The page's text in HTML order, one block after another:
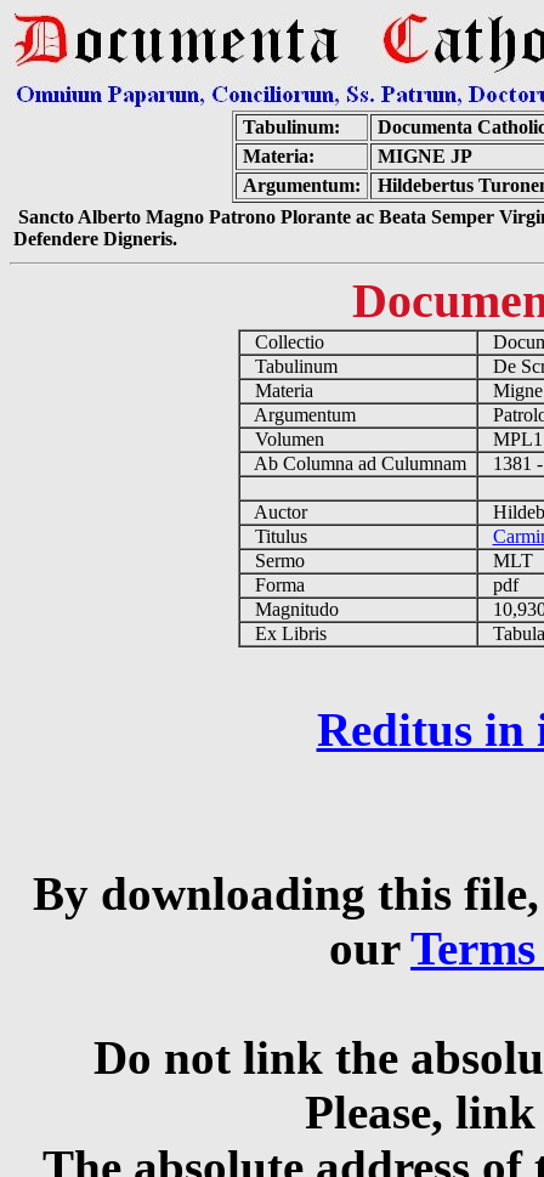
Tabulinum:
Documenta
Materia:
MIGNE JP
Argumentum:
Hildebertus
Sancto Alberto Magno Patrono Plorante ac Beata Semper
Defendere Digneris.
Collectio
Tabulinum
De
Materia
Argumentum
Volumen
Ab Columna ad Culumnam
1381
Auctor
Titulus
Sermo
MLT
Forma
pdf
Magnitudo
Ex Libris
Reditus in
By downloading this
our
Do not link the
Please,